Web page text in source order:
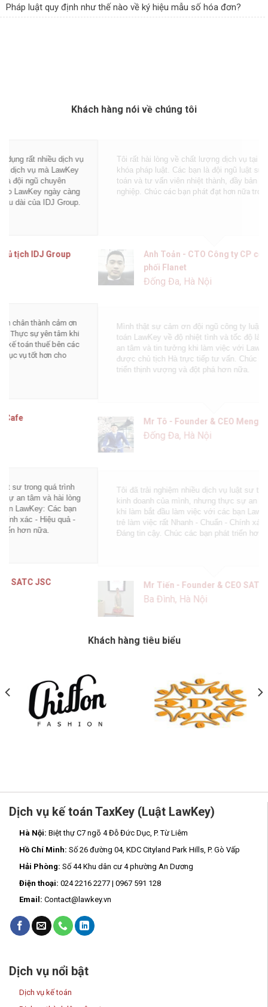
Pháp luật quy định như thế nào về ký hiệu mẫu số hóa đơn?
Khách hàng nói về chúng tôi
Tôi rất hài lòng về chất lượng dịch vụ tại LawKey - Chìa
khóa pháp luật. Các bạn là đội ngũ luật sư, chuyên gia kế
toán và tư vấn viên nhiệt thành, đầy bản lĩnh với nghề
nghiệp.Chúc các bạn phát đạt hơn nữa trong tương lai.
Anh Toản - CTO Công ty CP công nghệ phân
phối Flanet
Đống Đa, Hà Nội
Mình thật sự cảm ơn đội ngũ công ty luật và dịch vụ kế
toán LawKey về độ nhiệt tình và tốc độ làm việc. Tôi rất
an tâm và tin tưởng khi làm việc với LawKey, đặc biệt là
được chủ tịch Hà trực tiếp tư vấn. Chúc các bạn phát
triển thịnh vượng và đột phá hơn nữa.
Mr Tô - Founder & CEO MengCha Utd
Đống Đa, Hà Nội
Tôi đã trải nghiệm nhiều dịch vụ luật sư trong quá trình
kinh doanh của mình, nhưng thực sự an tâm và hài lòng
khi làm bắt đầu làm việc với các bạn LawKey: Các bạn
trẻ làm việc rất Nhanh - Chuẩn - Chính xác - Hiệu quả -
Đáng tin cậy. Chúc các bạn phát triển hơn nữa.
Mr Tiến - Founder & CEO SATC JSC
Ba Đình, Hà Nội
Khách hàng tiêu biểu
Dịch vụ kế toán TaxKey (Luật LawKey)
Hà Nội: Biệt thự C7 ngõ 4 Đỗ Đức Dục, P. Từ Liêm
Hồ Chí Minh: Số 26 đường 04, KDC Cityland Park Hills, P. Gò Vấp
Hải Phòng: Số 44 Khu dân cư 4 phường An Dương
Điện thoại: 024 2216 2277 | 0967 591 128
Email: Contact@lawkey.vn
Dịch vụ nổi bật
Dịch vụ kế toán